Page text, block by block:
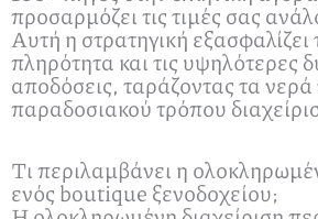
προσαρμόζει τις τιμές σας
Αυτή η στρατηγική εξασφαλίζει
πληρότητα και τις υψηλότερες
αποδόσεις, ταράζοντας τα νερά
παραδοσιακού τρόπου
Τι περιλαμβάνει η
ενός boutique ξενοδοχείου;